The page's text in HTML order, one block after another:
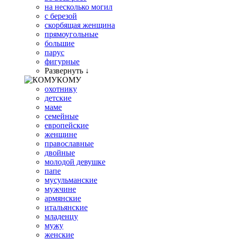
на несколько могил
с березой
скорбящая женщина
прямоугольные
большие
парус
фигурные
Развернуть ↓
КОМУ
охотнику
детские
маме
семейные
европейские
женщине
православные
двойные
молодой девушке
папе
мусульманские
мужчине
армянские
итальянские
младенцу
мужу
женские